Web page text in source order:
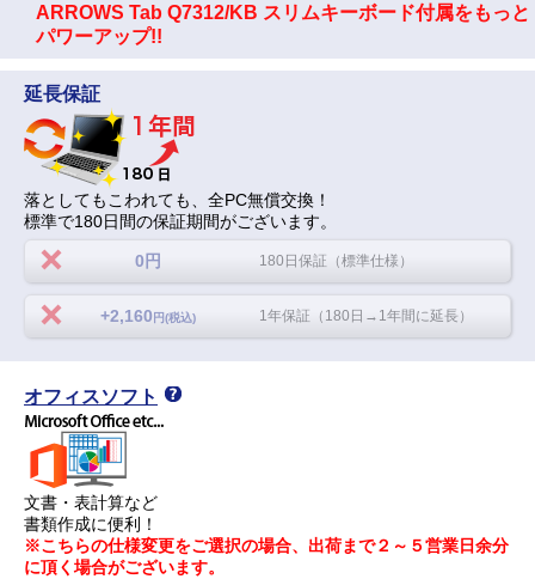
ARROWS Tab Q7312/KB スリムキーボード付属をもっと
パワーアップ!!
延長保証
落としてもこわれても、全PC無償交換！
標準で180日間の保証期間がございます。
0円 180日保証（標準仕様）
+2,160 円(税込) 1年保証（180日→1年間に延長）
オフィスソフト
文書・表計算など
書類作成に便利！
※こちらの仕様変更をご選択の場合、出荷まで２～５営業日余分
に頂く場合がございます。